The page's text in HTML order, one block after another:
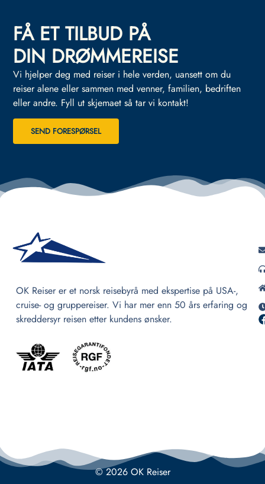
FÅ ET TILBUD PÅ
DIN DRØMMEREISE
Vi hjelper deg med reiser i hele verden, uansett om du
reiser alene eller sammen med venner, familien, bedriften
eller andre. Fyll ut skjemaet så tar vi kontakt!
SEND FORESPØRSEL
OK Reiser er et norsk reisebyrå med ekspertise på USA-,
cruise- og gruppereiser. Vi har mer enn 50 års erfaring og
skreddersyr reisen etter kundens ønsker.
© 2026 OK Reiser